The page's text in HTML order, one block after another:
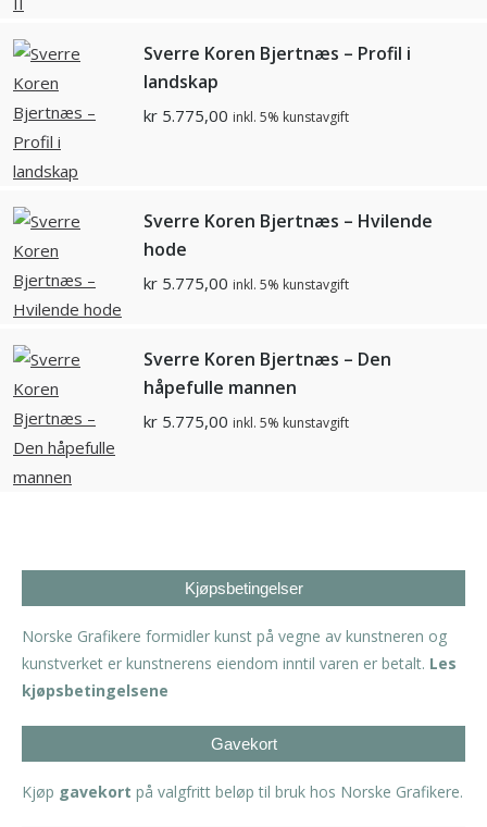
Sverre Koren Bjertnæs – Profil i
landskap
kr 5.775,00 inkl. 5% kunstavgift
Sverre Koren Bjertnæs – Hvilende
hode
kr 5.775,00 inkl. 5% kunstavgift
Sverre Koren Bjertnæs – Den
håpefulle mannen
kr 5.775,00 inkl. 5% kunstavgift
Kjøpsbetingelser
Norske Grafikere formidler kunst på vegne av kunstneren og
kunstverket er kunstnerens eiendom inntil varen er betalt. Les
kjøpsbetingelsene
Gavekort
Kjøp gavekort på valgfritt beløp til bruk hos Norske Grafikere.